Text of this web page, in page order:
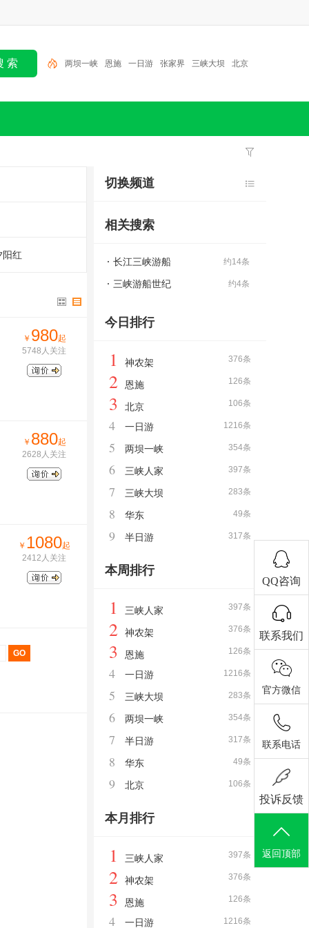
两坝一峡 恩施 一日游 张家界 三峡大坝 北京
阳红
￥ 980起
5748人关注
￥ 880起
2628人关注
￥ 1080起
2412人关注
切换频道
相关搜索
约14条
长江三峡游船
约4条
三峡游船世纪
今日排行
376条
1 神农架
126条
2 恩施
106条
3 北京
1216条
4 一日游
354条
5 两坝一峡
397条
6 三峡人家
283条
7 三峡大坝
49条
8 华东
317条
9 半日游
本周排行
397条
1 三峡人家
376条
2 神农架
126条
3 恩施
1216条
4 一日游
283条
5 三峡大坝
354条
6 两坝一峡
317条
7 半日游
49条
8 华东
106条
9 北京
本月排行
397条
1 三峡人家
376条
2 神农架
126条
3 恩施
1216条
4 一日游
QQ咨询
联系我们
官方微信
联系电话
投诉反馈
返回顶部